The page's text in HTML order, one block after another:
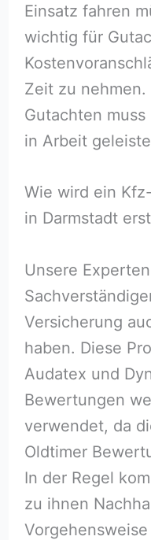
Einsatz fahren
wichtig für
Zeit zu
Gutachten
in Arbeit
Wie wird ein
in Darmstadt
Unsere
Versicherung
haben. Diese
Audatex und
Bewertungen
verwendet, da
Oldtimer
In der Regel
zu ihnen